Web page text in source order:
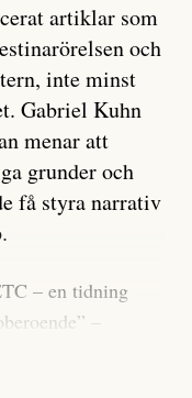
artiklar som
och
inte minst
Gabriel Kuhn
menar att
grunder och
få styra narrativ
– en tidning
–